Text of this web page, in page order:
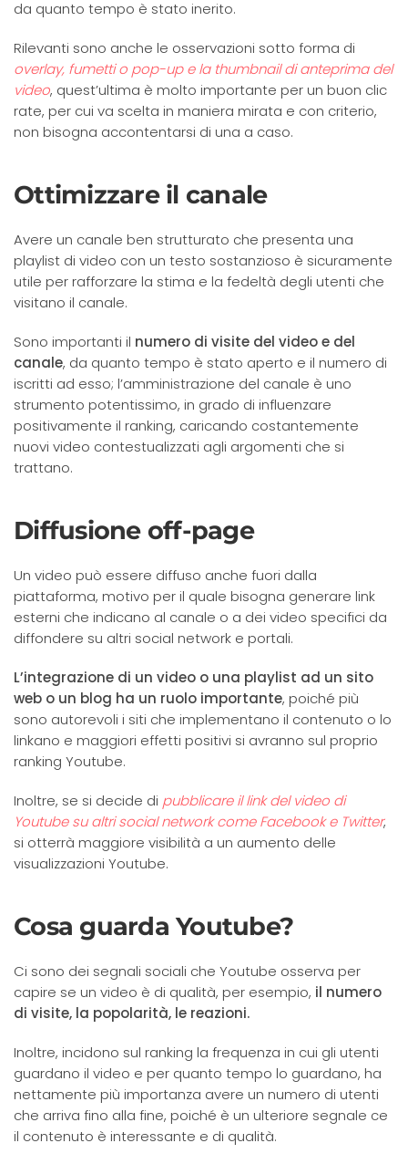
da quanto tempo è stato inerito.
Rilevanti sono anche le osservazioni sotto forma di
overlay, fumetti o pop-up e la thumbnail di anteprima del
video, quest’ultima è molto importante per un buon clic
rate, per cui va scelta in maniera mirata e con criterio,
non bisogna accontentarsi di una a caso.
Ottimizzare il canale
Avere un canale ben strutturato che presenta una
playlist di video con un testo sostanzioso è sicuramente
utile per rafforzare la stima e la fedeltà degli utenti che
visitano il canale.
Sono importanti il numero di visite del video e del
canale, da quanto tempo è stato aperto e il numero di
iscritti ad esso; l’amministrazione del canale è uno
strumento potentissimo, in grado di influenzare
positivamente il ranking, caricando costantemente
nuovi video contestualizzati agli argomenti che si
trattano.
Diffusione off-page
Un video può essere diffuso anche fuori dalla
piattaforma, motivo per il quale bisogna generare link
esterni che indicano al canale o a dei video specifici da
diffondere su altri social network e portali.
L’integrazione di un video o una playlist ad un sito
web o un blog ha un ruolo importante, poiché più
sono autorevoli i siti che implementano il contenuto o lo
linkano e maggiori effetti positivi si avranno sul proprio
ranking Youtube.
Inoltre, se si decide di pubblicare il link del video di
Youtube su altri social network come Facebook e Twitter,
si otterrà maggiore visibilità a un aumento delle
visualizzazioni Youtube.
Cosa guarda Youtube?
Ci sono dei segnali sociali che Youtube osserva per
capire se un video è di qualità, per esempio, il numero
di visite, la popolarità, le reazioni.
Inoltre, incidono sul ranking la frequenza in cui gli utenti
guardano il video e per quanto tempo lo guardano, ha
nettamente più importanza avere un numero di utenti
che arriva fino alla fine, poiché è un ulteriore segnale ce
il contenuto è interessante e di qualità.